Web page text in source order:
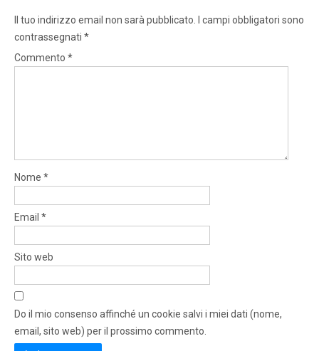
Il tuo indirizzo email non sarà pubblicato.
I campi obbligatori sono
contrassegnati *
Commento *
Nome *
Email *
Sito web
Do il mio consenso affinché un cookie salvi i miei dati (nome,
email, sito web) per il prossimo commento.